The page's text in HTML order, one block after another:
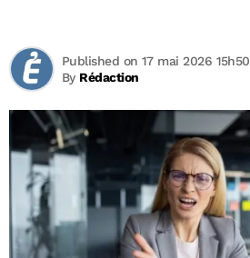
By Rédaction
Published on 17 mai 2026 15h50